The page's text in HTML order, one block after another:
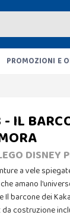
PROMOZIONI E
IL
DISNEY
a vele
amano
barcone dei
costruzione